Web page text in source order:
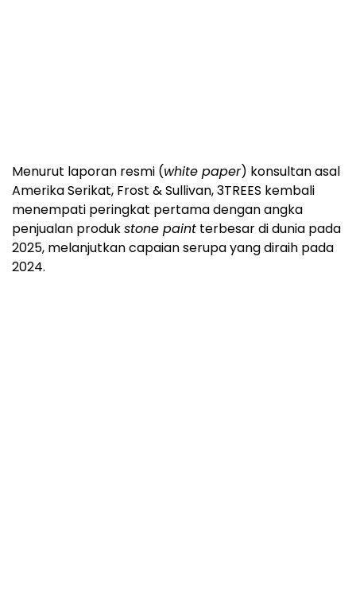
Menurut laporan resmi (white paper) konsultan asal
Amerika Serikat, Frost & Sullivan, 3TREES kembali
menempati peringkat pertama dengan angka
penjualan produkstone paint terbesar di dunia pada
2025, melanjutkan capaian serupa yang diraih pada
2024.